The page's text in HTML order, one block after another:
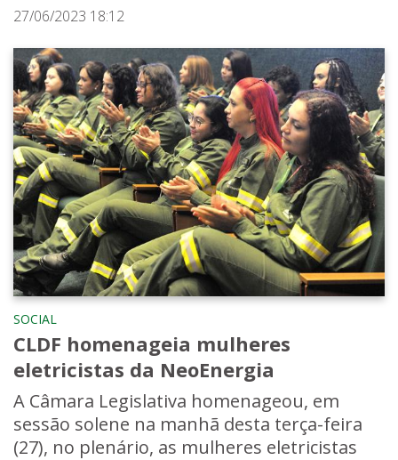
27/06/2023 18:12
SOCIAL
CLDF homenageia mulheres
eletricistas da NeoEnergia
A Câmara Legislativa homenageou, em
sessão solene na manhã desta terça-feira
(27), no plenário, as mulheres eletricistas